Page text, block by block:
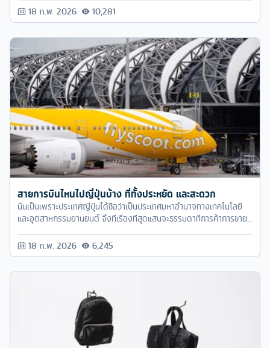
สายการบินไหนไปญี่ปุ่นบ้าง ที่ทั้งประหยัด และสะดวก
นั่นเป็นเพราะประเทศญี่ปุ่นได้ชื่อว่าเป็นประเทศมหาอำนาจทางเทคโนโลยี
และอุตสาหกรรมยานยนต์ จึงที่เรื่องที่สุดแสนจะธรรมดาที่การค้าการขาย
การเดินทางของดินแดนแห่งนี้ จะสะดวกสบายและมีทางเลือกที่หลากหลาย
จนคล้ายกับว่า ประเทศญี่ปุ่นเป็นศูนย์กลางของโลกเลยทีเดียว
18 ก.พ. 2026 6,245